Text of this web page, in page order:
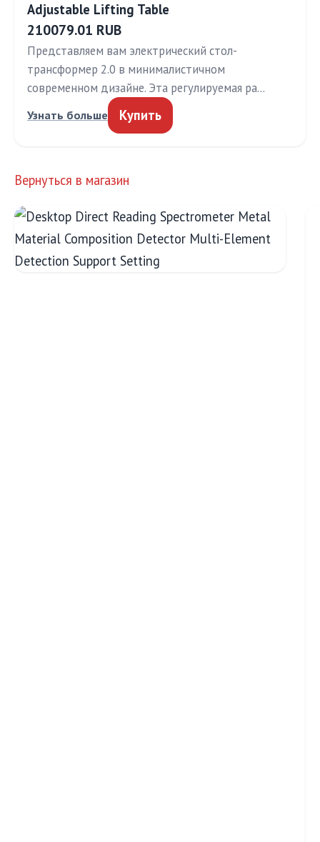
Adjustable Lifting Table
210079.01 RUB
Представляем вам электрический стол-
трансформер 2.0 в минималистичном
современном дизайне. Эта регулируемая ра…
Узнать больше Купить
Вернуться в магазин